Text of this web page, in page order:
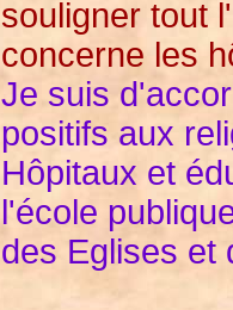
souligner tout
concerne les
Je suis
positifs aux
Hôpitaux et
l'école
des Eglises et